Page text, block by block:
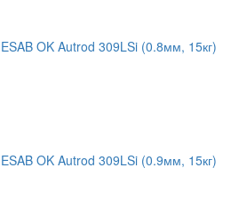
OK Autrod 309LSi (0.8мм, 15кг)
OK Autrod 309LSi (0.9мм, 15кг)